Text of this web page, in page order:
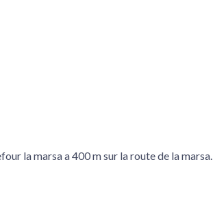
la marsa a 400 m sur la route de la marsa.